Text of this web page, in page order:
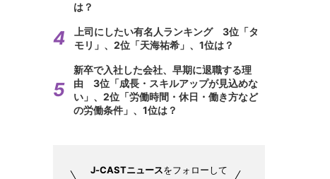
は？
上司にしたい有名人ランキング 3位「タ
モリ」、2位「天海祐希」、1位は？
新卒で入社した会社、早期に退職する理
由 3位「成長・スキルアップが見込めな
い」、2位「労働時間・休日・働き方など
の労働条件」、1位は？
J-CASTニュースをフォローして